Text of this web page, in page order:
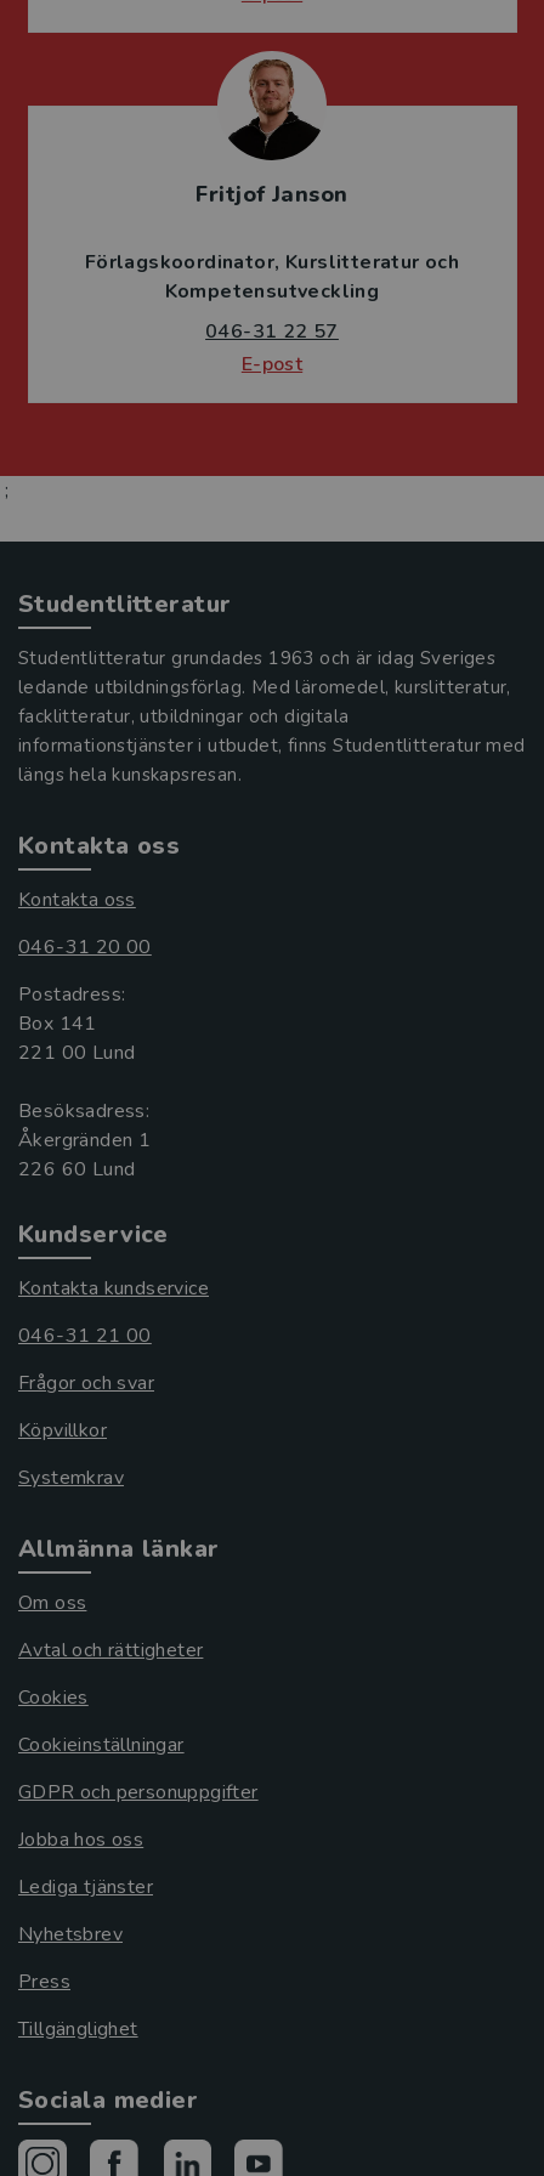
Fritjof Janson
Förlagskoordinator Kurslitteratur och
Kompetensutveckling
046-31 22 57
E-post
;
Studentlitteratur
Studentlitteratur grundades 1963 och är idag Sveriges
ledande utbildningsförlag. Med läromedel, kurslitteratur,
facklitteratur, utbildningar och digitala
informationstjänster i utbudet, finns Studentlitteratur med
längs hela kunskapsresan.
Kontakta oss
Kontakta oss
046-31 20 00
Postadress:
Box 141
221 00 Lund
Besöksadress:
Åkergränden 1
Kundservice
Kontakta kundservice
046-31 21 00
Frågor och svar
Köpvillkor
Systemkrav
Allmänna länkar
Om oss
Avtal och rättigheter
Cookies
Cookieinställningar
GDPR och personuppgifter
Jobba hos oss
Lediga tjänster
Nyhetsbrev
Press
Tillgänglighet
Sociala medier